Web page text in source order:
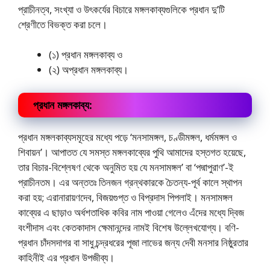
প্রাচীনত্ব, সংখ্যা ও উৎকর্যের বিচারে মঙ্গলকাব্যগুলিকে প্রধান দু’টি
শ্রেণীতে বিভক্ত করা চলে।
(১) প্রধান মঙ্গলকাব্য ও
(২) অপ্রধান মঙ্গলকাব্য।
প্রধান মঙ্গলকাব্য:
প্রধান মঙ্গলকাব্যসমূহের মধ্যে পড়ে ‘মনসামঙ্গল, চণ্ডীমঙ্গল, ধর্মমঙ্গল ও
শিবায়ন’। আপাতত যে সমস্ত মঙ্গলকাব্যের পুথি আমাদের হস্তগত হয়েছে,
তার বিচার-বিশ্লেষণ থেকে অনুমিত হয় যে মনসামঙ্গল’ বা ‘পদ্মাপুরাণ’-ই
প্রাচীনতম। এর অন্ততঃ তিনজন গ্রন্থকারকে চৈতন্য-পূর্ব কালে স্থাপন
করা হয়; এরানারায়ণদেব, বিজয়গুপ্ত ও বিপ্রদাস পিপলাই। মনসামঙ্গল
কাব্যের এ ছাড়াও অর্ধশতাধিক কবির নাম পাওয়া গেলেও এঁদের মধ্যে দ্বিজ
বংশীদাস এবং কেতকাদাস ক্ষেমানন্দের নামই বিশেষ উল্লেখযােগ্য। বণি-
প্রধান চাঁদসদাগর বা সাধু চন্দ্রধরের পূজা লাভের জন্য দেবী মনসার নিষ্ঠুরতার
কাহিনীই এর প্রধান উপজীব্য।